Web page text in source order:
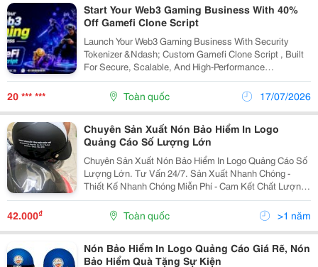
Start Your Web3 Gaming Business With 40%
Off Gamefi Clone Script
Launch Your Web3 Gaming Business With Security
Tokenizer &Ndash; Custom Gamefi Clone Script , Built
For Secure, Scalable, And High-Performance
Blockchain Gaming. Our Expert Team Delivers Play-To-
Earn Features, Nft Integration, Smart Contracts,
Crypto...
20 *** *** Toàn quốc 17/07/2026
Chuyên Sản Xuất Nón Bảo Hiểm In Logo
Quảng Cáo Số Lượng Lớn
Chuyên Sản Xuất Nón Bảo Hiểm In Logo Quảng Cáo Số
Lượng Lớn. Tư Vấn 24/7. Sản Xuất Nhanh Chóng -
Thiết Kế Nhanh Chóng Miễn Phí - Cam Kết Chất Lượng
Mọi Đơn Đặt Hàng. Bảo Hành Trọn Đời. Giao Đúng Hạn.
Dịch Vụ Uy Tín. In Logo Lên Nón Bảo Hiểm Giá Rẻ...
42.000₫ Toàn quốc >1 năm
Nón Bảo Hiểm In Logo Quảng Cáo Giá Rẽ, Nón
Bảo Hiểm Quà Tặng Sự Kiện